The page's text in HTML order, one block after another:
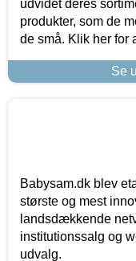
udvidet deres
produkter, som de
de små. Klik her for
Se
Babysam.dk blev
største og mest
landsdækkende
institutionssalg og
udvalg.